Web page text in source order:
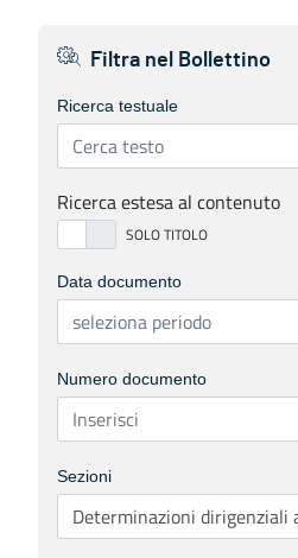
Filtra nel Bollettino
Ricerca testuale
Ricerca estesa al contenuto
Data documento
Numero documento
Sezioni